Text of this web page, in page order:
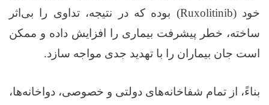
خود (Ruxolitinib) بوده که در نتیجه، تداوی را بی‌اثر
ساخته، خطر پیشرفت بیماری را افزایش داده و ممکن
است جان بیماران را با تهدید جدی مواجه سازد.
بناءً، از تمام شفاخانه‌های دولتی و خصوصی، دواخانه‌ها،